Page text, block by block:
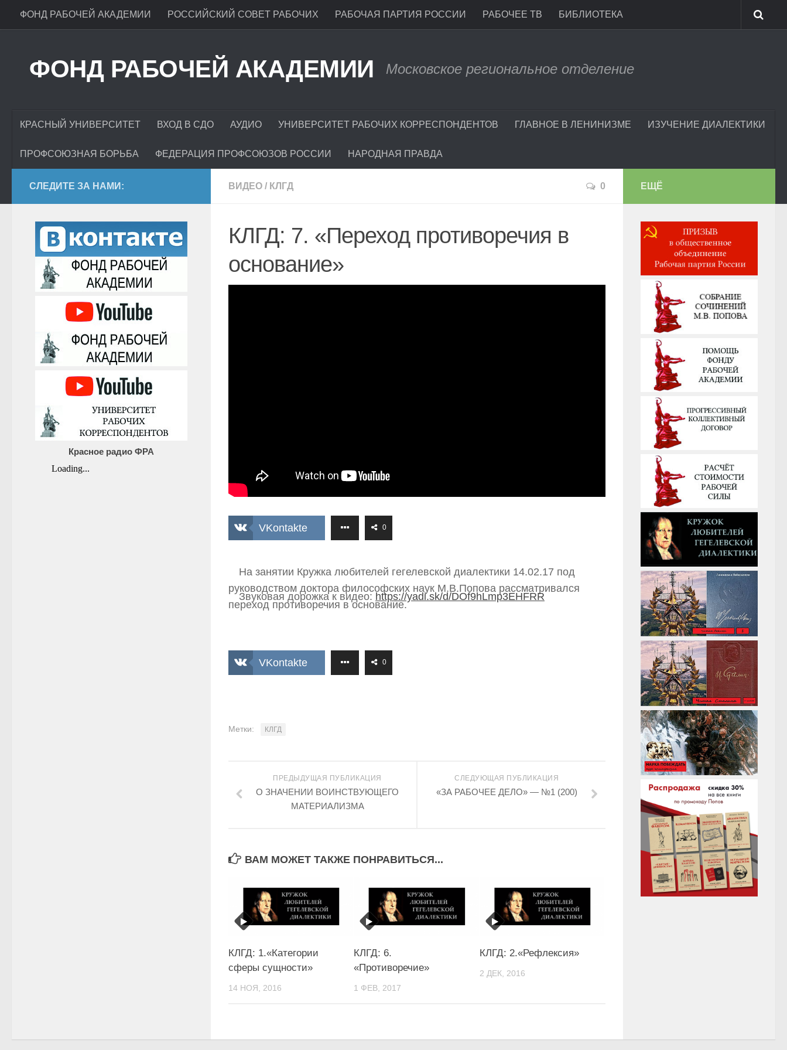
ФОНД РАБОЧЕЙ АКАДЕМИИ РОССИЙСКИЙ СОВЕТ РАБОЧИХ РАБОЧАЯ ПАРТИЯ РОССИИ РАБОЧЕЕ ТВ БИБЛИОТЕКА
ФОНД РАБОЧЕЙ АКАДЕМИИ Московское региональное отделение
КРАСНЫЙ УНИВЕРСИТЕТ ВХОД В СДО АУДИО УНИВЕРСИТЕТ РАБОЧИХ КОРРЕСПОНДЕНТОВ ГЛАВНОЕ В ЛЕНИНИЗМЕ ИЗУЧЕНИЕ ДИАЛЕКТИКИ
ПРОФСОЮЗНАЯ БОРЬБА ФЕДЕРАЦИЯ ПРОФСОЮЗОВ РОССИИ НАРОДНАЯ ПРАВДА
ВИДЕО / КЛГД 0
КЛГД: 7. «Переход противоречия в
основание»
VKontakte 0
На занятии Кружка любителей гегелевской диалектики 14.02.17 под
руководством доктора философских наук М.В.Попова рассматривался
переход противоречия в основание.
Звуковая дорожка к видео: https://yadi.sk/d/DOf9hLmp3EHFRR
VKontakte 0
Метки: КЛГД
СЛЕДУЮЩАЯ ПУБЛИКАЦИЯ
«ЗА РАБОЧЕЕ ДЕЛО» — №1 (200)
ПРЕДЫДУЩАЯ ПУБЛИКАЦИЯ
О ЗНАЧЕНИИ ВОИНСТВУЮЩЕГО
МАТЕРИАЛИЗМА
ВАМ МОЖЕТ ТАКЖЕ ПОНРАВИТЬСЯ...
КЛГД: 1.«Категории
сферы сущности»
14 НОЯ, 2016
КЛГД: 6.
«Противоречие»
1 ФЕВ, 2017
КЛГД: 2.«Рефлексия»
2 ДЕК, 2016
СЛЕДИТЕ ЗА НАМИ:
Красное радио ФРА
ЕЩЁ